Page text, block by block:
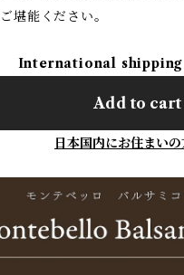
堪能ください。
International
Add to cart
日本国内にお住まい